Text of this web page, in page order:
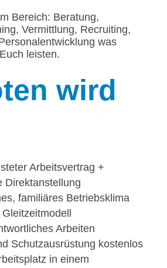
Bereich: Beratung,
Vermittlung, Recruiting,
was
leisten.
wird
Arbeitsvertrag +
Direktanstellung
familiäres Betriebsklima
Arbeiten
Schutzausrüstung kostenlos
in einem